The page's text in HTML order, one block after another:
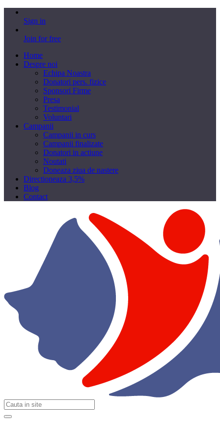
Sign in
Join for free
Home
Despre noi
Echipa Noastra
Donatori pers. fizice
Sponsori Firme
Presa
Testimonial
Voluntari
Campanii
Campanii in curs
Campanii finalizate
Donatori in actiune
Noutati
Doneaza ziua de nastere
Directioneaza 3,5%
Blog
Contact